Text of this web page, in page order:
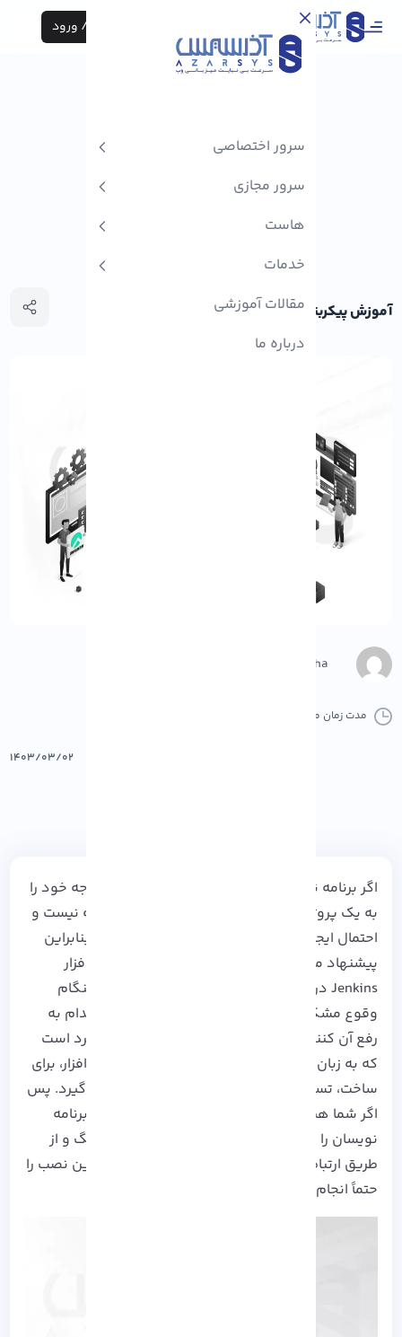
ثبت نام / ورود
سرور اختصاصی
سرور مجازی
هاست
خدمات
مقالات آموزشی
درباره ما
آموزش پیکربندی Jenkins در راکی لینوکس
M.Gharepasha
مدت زمان مطالعه :
۱۴۰۳/۰۳/۰۲
اگر برنامه نویسان حرفه ای بخواهند به تنهایی توجه خود را
به یک پروژه معطوف کنند، انجام این کار به صرفه نیست و
احتمال ایجاد باگ و خطا های بسیاری وجود دارد! بنابراین
پیشنهاد ما به برنامه نویسان این است که از نرم افزار
Jenkins در پروژه های خود استفاده کنند تا در هنگام
وقوع مشکلات بتوانند سریع تر با همکاری هم اقدام به
رفع آن کنند. این نرم افزار رایگان، متن باز و پرکاربرد است
که به زبان جاوا
کد نویسی شده و در توسعه نرم افزار، برای
ساخت، تست و استقرار کد مورد استفاده قرار می گیرد. پس
اگر شما هم می خواهید امکان انجام کار گروهی برنامه
نویسان را فراهم کنید تا بتوانید به صورت هماهنگ و از
طریق ارتباطات آنلاین بر روی یک پروژه کار کنید، این نصب را
حتماً انجام دهید.